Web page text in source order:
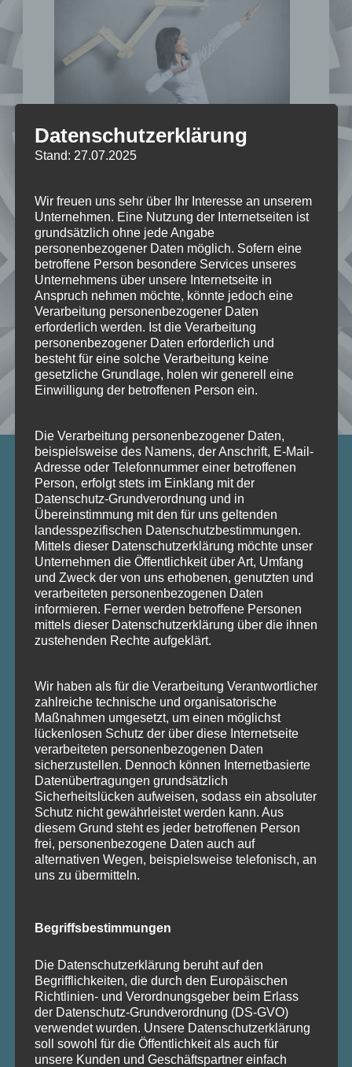
souverän und sicher in jeder
gesellschaftlichen Situation aufzutreten.
Gemeinsam arbeiten wir an Ihrer Wirkung
und Ausdruckskraft – diskret, vertrauensvoll
und bei Bedarf auch digital. So gewinnen
Sie Klarheit und Sicherheit für Ihren
persönlichen oder beruflichen Alltag.
INDIVIDUELL NACH IHREN
BEDÜRFNISSEN
Themen meiner
Benehmensberatung:
Business-Knigge– souveränes
Auftreten im Beruf
Moderne Tischmanieren– stilvoll bei
Tisch und Tafel
Kommunikation– verbal und
nonverbal klar überzeugen
Anlass
Körpersprache– bewusst
wahrnehmen und gezielt einsetzen
Erfolgreich ins Berufsleben–
Auftreten für Azubis und Studierende
Datenschutzerklärung
Stand: 27.07.2025
Wir freuen uns sehr über Ihr Interesse an unserem
Unternehmen. Eine Nutzung der Internetseiten ist
grundsätzlich ohne jede Angabe
personenbezogener Daten möglich. Sofern eine
betroffene Person besondere Services unseres
Unternehmens über unsere Internetseite in
Anspruch nehmen möchte, könnte jedoch eine
Verarbeitung personenbezogener Daten
erforderlich werden. Ist die Verarbeitung
personenbezogener Daten erforderlich und
besteht für eine solche Verarbeitung keine
gesetzliche Grundlage, holen wir generell eine
Einwilligung der betroffenen Person ein.
Die Verarbeitung personenbezogener Daten,
beispielsweise des Namens, der Anschrift, E-Mail-
Adresse oder Telefonnummer einer betroffenen
Person, erfolgt stets im Einklang mit der
Datenschutz-Grundverordnung und in
Übereinstimmung mit den für uns geltenden
landesspezifischen Datenschutzbestimmungen.
Mittels dieser Datenschutzerklärung möchte unser
Unternehmen die Öffentlichkeit über Art, Umfang
und Zweck der von uns erhobenen, genutzten und
verarbeiteten personenbezogenen Daten
informieren. Ferner werden betroffene Personen
mittels dieser Datenschutzerklärung über die ihnen
zustehenden Rechte aufgeklärt.
Wir haben als für die Verarbeitung Verantwortlicher
zahlreiche technische und organisatorische
Maßnahmen umgesetzt, um einen möglichst
lückenlosen Schutz der über diese Internetseite
verarbeiteten personenbezogenen Daten
sicherzustellen. Dennoch können Internetbasierte
Datenübertragungen grundsätzlich
Sicherheitslücken aufweisen, sodass ein absoluter
Schutz nicht gewährleistet werden kann. Aus
diesem Grund steht es jeder betroffenen Person
frei, personenbezogene Daten auch auf
alternativen Wegen, beispielsweise telefonisch, an
uns zu übermitteln.
Begriffsbestimmungen
Die Datenschutzerklärung beruht auf den
Begrifflichkeiten, die durch den Europäischen
Richtlinien- und Verordnungsgeber beim Erlass
der Datenschutz-Grundverordnung (DS-GVO)
verwendet wurden. Unsere Datenschutzerklärung
soll sowohl für die Öffentlichkeit als auch für
unsere Kunden und Geschäftspartner einfach